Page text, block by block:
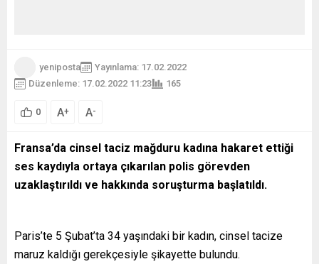
yeniposta
Yayınlama: 17.02.2022
Düzenleme: 17.02.2022 11:23
165
0 A+ A-
Fransa’da cinsel taciz mağduru kadına hakaret ettiği
ses kaydıyla ortaya çıkarılan polis görevden
uzaklaştırıldı ve hakkında soruşturma başlatıldı.
Paris’te 5 Şubat’ta 34 yaşındaki bir kadın, cinsel tacize
maruz kaldığı gerekçesiyle şikayette bulundu.